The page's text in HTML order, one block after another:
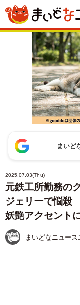
まいど
2025.07.03(Thu)
元鉄工所勤務の
ジェリーで悩殺
妖艶アクセント
まいどなニュー